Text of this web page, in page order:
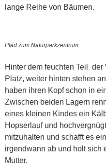
lange Reihe von Bäumen.
Pfad zum Naturparkzentrum
Hinter dem feuchten Teil der
Platz, weiter hinten stehen
haben ihren Kopf schon in
Zwischen beiden Lagern
eines kleinen Kindes ein
Hopserlauf und
mitzuhalten und schafft es
irgendwann ab und holt sich
Mutter.